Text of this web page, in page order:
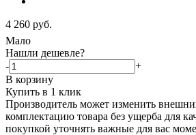
4 260 руб.
Мало
Нашли дешевле?
-
+
В корзину
Купить в 1 клик
Производитель может изменить
комплектацию товара без ущерба для
покупкой уточнять важные для вас